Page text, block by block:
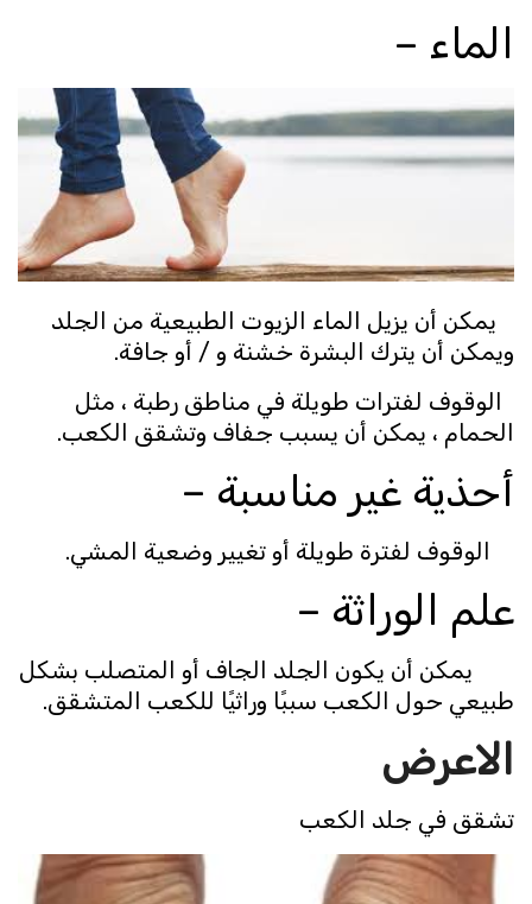
الماء –
يمكن أن يزيل الماء الزيوت الطبيعية من الجلد
ويمكن أن يترك البشرة خشنة و / أو جافة.
الوقوف لفترات طويلة في مناطق رطبة ، مثل
الحمام ، يمكن أن يسبب جفاف وتشقق الكعب.
أحذية غير مناسبة –
الوقوف لفترة طويلة أو تغيير وضعية المشي.
علم الوراثة –
يمكن أن يكون الجلد الجاف أو المتصلب بشكل
طبيعي حول الكعب سببًا وراثيًا للكعب المتشقق.
الاعرض
تشقق في جلد الكعب